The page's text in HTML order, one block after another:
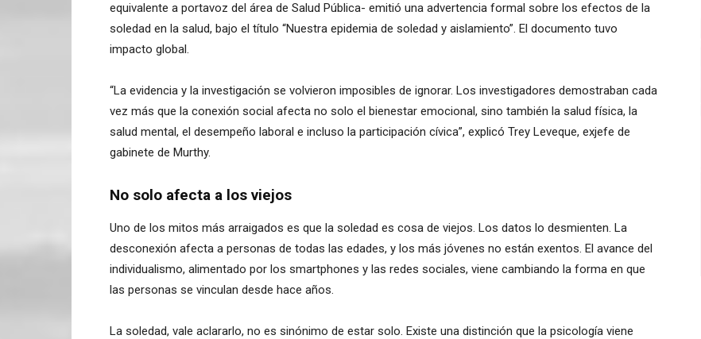
equivalente a portavoz del área de Salud Pública- emitió una advertencia formal sobre los efectos de la
soledad en la salud, bajo el título “Nuestra epidemia de soledad y aislamiento”. El documento tuvo
impacto global.
“La evidencia y la investigación se volvieron imposibles de ignorar. Los investigadores demostraban cada
vez más que la conexión social afecta no solo el bienestar emocional, sino también la salud física, la
salud mental, el desempeño laboral e incluso la participación cívica”, explicó Trey Leveque, exjefe de
gabinete de Murthy.
No solo afecta a los viejos
Uno de los mitos más arraigados es que la soledad es cosa de viejos. Los datos lo desmienten. La
desconexión afecta a personas de todas las edades, y los más jóvenes no están exentos. El avance del
individualismo, alimentado por los smartphones y las redes sociales, viene cambiando la forma en que
las personas se vinculan desde hace años.
La soledad, vale aclararlo, no es sinónimo de estar solo. Existe una distinción que la psicología viene